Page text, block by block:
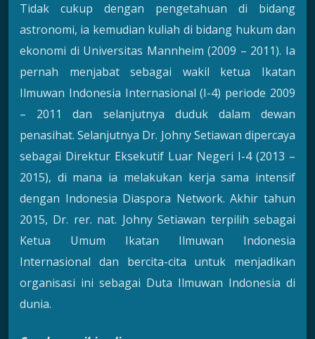
Tidak cukup dengan pengetahuan di bidang
astronomi, ia kemudian kuliah di bidang hukum dan
ekonomi di Universitas Mannheim (2009 – 2011). Ia
pernah menjabat sebagai wakil ketua Ikatan
Ilmuwan Indonesia Internasional (I-4) periode 2009
– 2011 dan selanjutnya duduk dalam dewan
penasihat. Selanjutnya Dr. Johny Setiawan dipercaya
sebagai Direktur Eksekutif Luar Negeri I-4 (2013 –
2015), di mana ia melakukan kerja sama intensif
dengan Indonesia Diaspora Network. Akhir tahun
2015, Dr. rer. nat. Johny Setiawan terpilih sebagai
Ketua Umum Ikatan Ilmuwan Indonesia
Internasional dan bercita-cita untuk menjadikan
organisasi ini sebagai Duta Ilmuwan Indonesia di
dunia.